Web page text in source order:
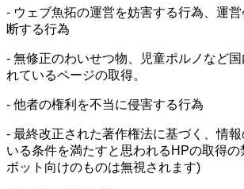
- ウェブ魚拓の運営を妨害する行為、運営
断する行為
- 無修正のわいせつ物、児童ポルノなど
れているページの取得。
- 他者の権利を不当に侵害する行為
- 最終改正された著作権法に基づく、情
いる条件を満たすと思われるHPの取得の
ボット向けのものは無視されます)